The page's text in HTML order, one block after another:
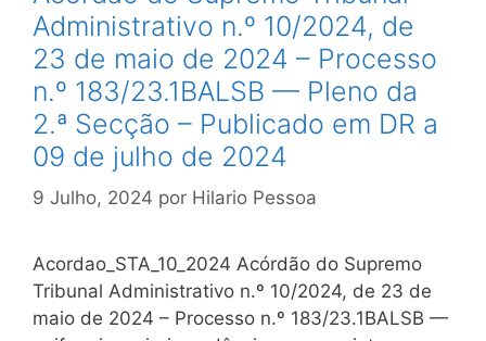
Administrativo n.º 10/2024, de
23 de maio de 2024 – Processo
n.º 183/23.1BALSB — Pleno da
2.ª Secção – Publicado em DR a
09 de julho de 2024
9 Julho, 2024 por Hilario Pessoa
Acordao_STA_10_2024 Acórdão do Supremo
Tribunal Administrativo n.º 10/2024, de 23 de
maio de 2024 – Processo n.º 183/23.1BALSB —